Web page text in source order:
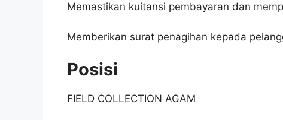
Memastikan kuitansi pembayaran dan
Memberikan surat penagihan kepada
Posisi
FIELD COLLECTION AGAM